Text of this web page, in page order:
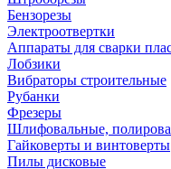
Бензорезы
Электроотвертки
Аппараты для сварки
Лобзики
Вибраторы строительные
Рубанки
Фрезеры
Шлифовальные,
Гайковерты и винтоверты
Пилы дисковые